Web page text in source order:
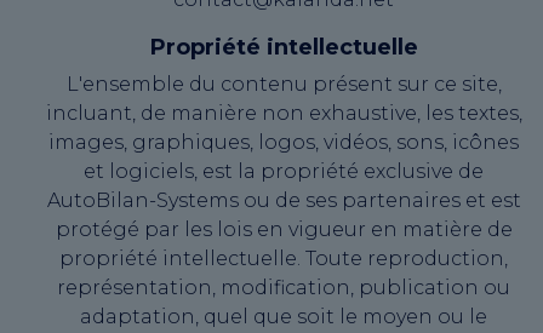
Propriété intellectuelle
L'ensemble du contenu présent sur ce site,
incluant, de manière non exhaustive, les textes,
images, graphiques, logos, vidéos, sons, icônes
et logiciels, est la propriété exclusive de
AutoBilan-Systems ou de ses partenaires et est
protégé par les lois en vigueur en matière de
propriété intellectuelle. Toute reproduction,
représentation, modification, publication ou
adaptation, quel que soit le moyen ou le